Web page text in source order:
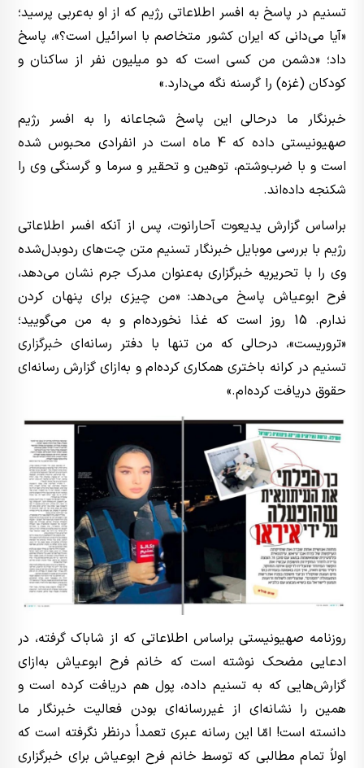
تسنیم در پاسخ به افسر اطلاعاتی رژیم که از او به‌عربی پرسید؛
«آیا می‌دانی که ایران کشور متخاصم با اسرائیل است؟»، پاسخ
داد؛ «دشمن من کسی است که دو میلیون نفر از ساکنان و
کودکان (غزه) را گرسنه نگه می‌دارد.»
خبرنگار ما درحالی این پاسخ شجاعانه را به افسر رژیم
صهیونیستی داده که 4 ماه است در انفرادی محبوس شده
است و با ضرب‌وشتم، توهین و تحقیر و سرما و گرسنگی وی را
شکنجه داده‌اند.
براساس گزارش یدیعوت آحارانوت، پس از آنکه افسر اطلاعاتی
رژیم با بررسی موبایل خبرنگار تسنیم متن چت‌های ردوبدل‌شده
وی را با تحریریه خبرگزاری به‌عنوان مدرک جرم نشان می‌دهد،
فرح ابوعیاش پاسخ می‌دهد: «من چیزی برای پنهان کردن
ندارم. 15 روز است که غذا نخورده‌ام و به من می‌گویید؛
«تروریست»، درحالی که من تنها با دفتر رسانه‌ای خبرگزاری
تسنیمدر کرانه باختری همکاری کرده‌ام و به‌ازای گزارش رسانه‌ای
حقوق دریافت کرده‌ام.»
روزنامه صهیونیستی براساس اطلاعاتی که از شاباک گرفته، در
ادعایی مضحک نوشته است که خانم فرح ابوعیاش به‌ازای
گزارش‌هایی که به تسنیم داده، پول هم دریافت کرده است و
همین را نشانه‌ای از غیررسانه‌ای بودن فعالیت خبرنگار ما
دانسته است! امّا این رسانه عبری تعمداً درنظر نگرفته است که
اولاً تمام مطالبی که توسط خانم فرح ابوعیاش برای خبرگزاری